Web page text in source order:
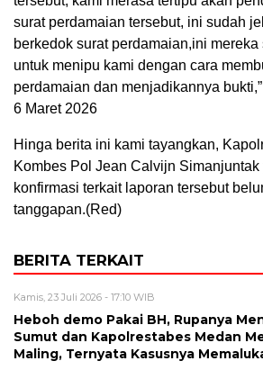
surat perdamaian tersebut, ini sudah
berkedok surat perdamaian,ini
untuk menipu kami dengan cara
perdamaian dan menjadikannya
6 Maret 2026
Hinga berita ini kami tayangkan,
Kombes Pol Jean Calvijn Simanjuntak
konfirmasi terkait laporan tersebut
tanggapan.(Red)
BERITA TERKAIT
Kamis, 23 Juli 2026 - 17:10 WIB
Heboh demo Pakai BH, Rupanya
Sumut dan Kapolrestabes Medan
Maling, Ternyata Kasusnya